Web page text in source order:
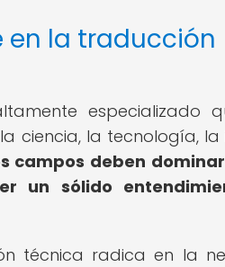
en la traducción
especializado
ciencia, la tecnología, la
campos deben
un sólido
técnica radica en la